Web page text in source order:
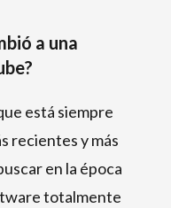
a una
está siempre
recientes y más
en la época
totalmente